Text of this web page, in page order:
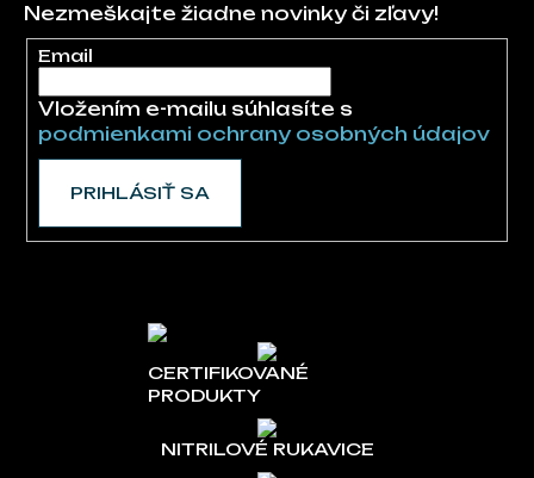
Nezmeškajte žiadne novinky či zľavy!
Email
Vložením e-mailu súhlasíte s
podmienkami ochrany osobných údajov
PRIHLÁSIŤ SA
CERTIFIKOVANÉ
PRODUKTY
NITRILOVÉ RUKAVICE